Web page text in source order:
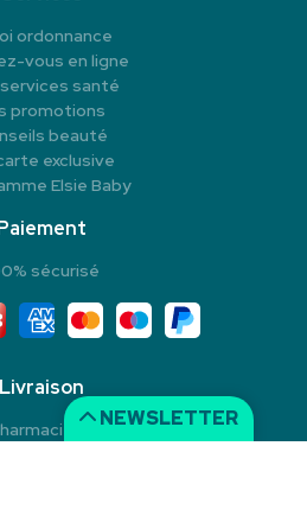
NEWSLETTER
ordonnance
vous en ligne
santé
promotions
beauté
exclusive
Elsie Baby
sécurisé
Livraison
en Click & Collect